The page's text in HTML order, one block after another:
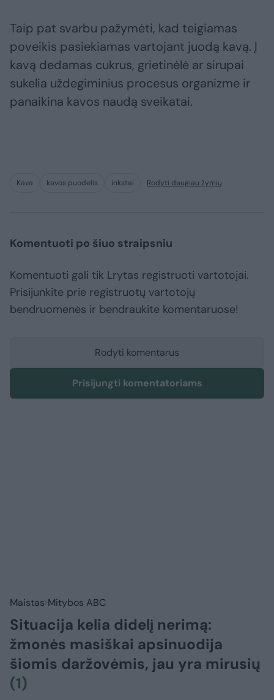
Taip pat svarbu pažymėti, kad teigiamas
poveikis pasiekiamas vartojant juodą kavą. Į
kavą dedamas cukrus, grietinėlė ar sirupai
sukelia uždegiminius procesus organizme ir
panaikina kavos naudą sveikatai.
Kava kavos puodelis inkstai Rodyti daugiau žymių
Komentuoti po šiuo straipsniu
Komentuoti gali tik Lrytas registruoti vartotojai.
Prisijunkite prie registruotų vartotojų
bendruomenės ir bendraukite komentaruose!
Rodyti komentarus
Prisijungti komentatoriams
Maistas Mitybos ABC
Situacija kelia didelį nerimą:
žmonės masiškai apsinuodija
šiomis daržovėmis, jau yra mirusių
(1)